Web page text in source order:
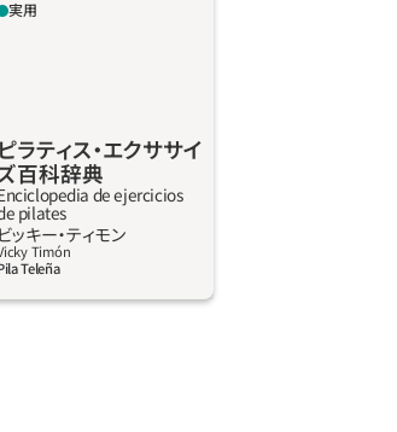
、体への負荷がない動
促進、けがをすること
性の向上を促すため
ズである。ピラティス
の生活や職場で使われ
詳しく見る
実用
ピラティス‧エクササイ
百科辞典
de ejercicios
pilates
ビッキー‧ティモン
Timón
Teleña